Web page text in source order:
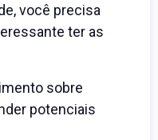
você precisa
ter as
sobre
potenciais